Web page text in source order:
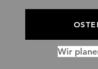
Wir